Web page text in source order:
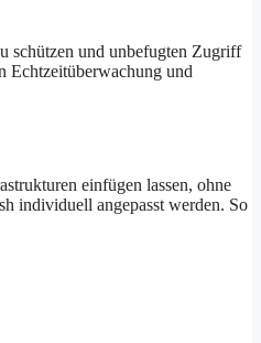
schützen und unbefugten Zugriff
Echtzeitüberwachung und
einfügen lassen, ohne
individuell angepasst werden. So